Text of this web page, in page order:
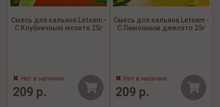
Смесь для кальяна Leteam -
С Клубничным мохито 25г
Нет в наличии
209 р.
Смесь для кальяна Leteam -
С Лимонным джелато 25г
Нет в наличии
209 р.